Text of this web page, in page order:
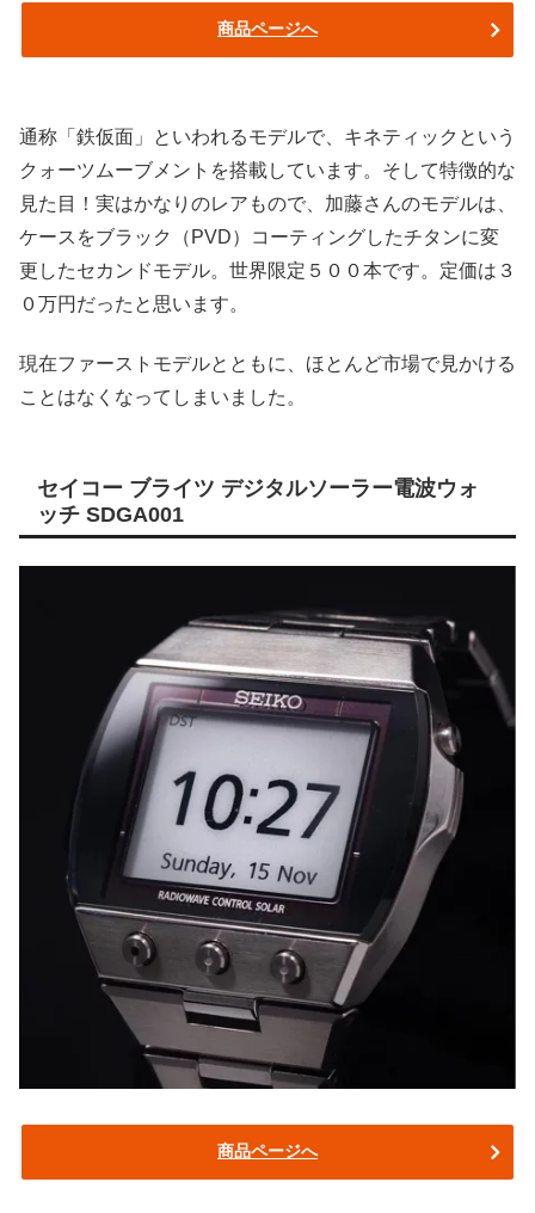
商品ページへ
通称「鉄仮面」といわれるモデルで、キネティックという
クォーツムーブメントを搭載しています。そして特徴的な
見た目！実はかなりのレアもので、加藤さんのモデルは、
ケースをブラック（PVD）コーティングしたチタンに変
更したセカンドモデル。世界限定５００本です。定価は３
０万円だったと思います。
現在ファーストモデルとともに、ほとんど市場で見かける
ことはなくなってしまいました。
セイコー ブライツ デジタルソーラー電波ウォ
ッチ SDGA001
商品ページへ